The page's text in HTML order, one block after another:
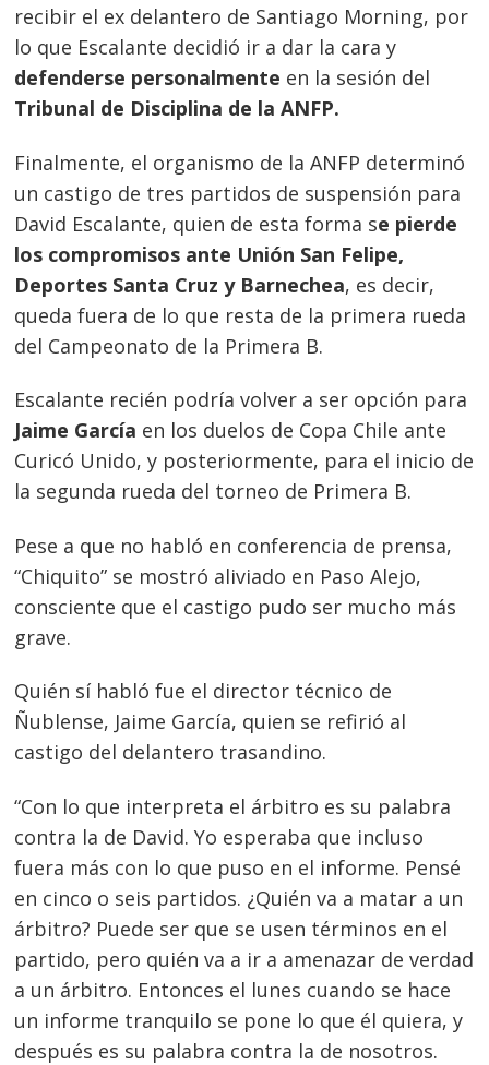
recibir el ex delantero de Santiago Morning, por
lo que Escalante decidió ir a dar la cara y
defenderse personalmente en la sesión del
Tribunal de Disciplina de la ANFP.
Finalmente, el organismo de la ANFP determinó
un castigo de tres partidos de suspensión para
David Escalante, quien de esta forma se pierde
los compromisos ante Unión San Felipe,
Deportes Santa Cruz y Barnechea, es decir,
queda fuera de lo que resta de la primera rueda
del Campeonato de la Primera B.
Escalante recién podría volver a ser opción para
Jaime García en los duelos de Copa Chile ante
Curicó Unido, y posteriormente, para el inicio de
la segunda rueda del torneo de Primera B.
Pese a que no habló en conferencia de prensa,
“Chiquito” se mostró aliviado en Paso Alejo,
consciente que el castigo pudo ser mucho más
grave.
Quién sí habló fue el director técnico de
Ñublense, Jaime García, quien se refirió al
castigo del delantero trasandino.
“Con lo que interpreta el árbitro es su palabra
contra la de David. Yo esperaba que incluso
fuera más con lo que puso en el informe. Pensé
en cinco o seis partidos. ¿Quién va a matar a un
árbitro? Puede ser que se usen términos en el
partido, pero quién va a ir a amenazar de verdad
a un árbitro. Entonces el lunes cuando se hace
un informe tranquilo se pone lo que él quiera, y
después es su palabra contra la de nosotros.
Navegación
de
entradas